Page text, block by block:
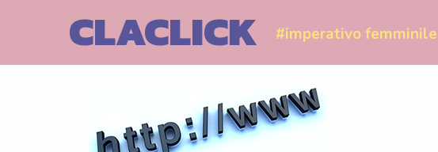
CLACLICK #imperativo femminile